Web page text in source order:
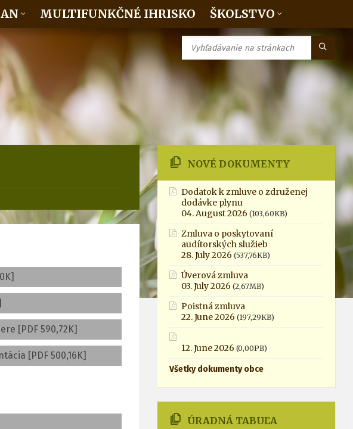
MULTIFUNKČNÉ IHRISKO ŠKOLSTVO
[PDF 590,72K]
[PDF 500,16K]
NOVÉ DOKUMENTY
Dodatok k zmluve o združenej
dodávke plynu
04. August 2026 (103,60KB)
Zmluva o poskytovaní
audítorských služieb
28. July 2026 (537,76KB)
Úverová zmluva
03. July 2026 (2,67MB)
Poistná zmluva
22. June 2026 (197,29KB)
12. June 2026 (0,00PB)
Všetky dokumenty obce
ÚRADNÁ TABUĽA